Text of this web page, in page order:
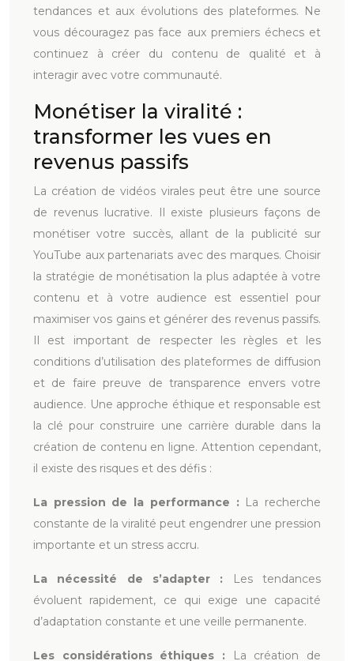
tendances et aux évolutions des plateformes. Ne
vous découragez pas face aux premiers échecs et
continuez à créer du contenu de qualité et à
interagir avec votre communauté.
Monétiser la viralité :
transformer les vues en
revenus passifs
La création de vidéos virales peut être une source
de revenus lucrative. Il existe plusieurs façons de
monétiser votre succès, allant de la publicité sur
YouTube aux partenariats avec des marques. Choisir
la stratégie de monétisation la plus adaptée à votre
contenu et à votre audience est essentiel pour
maximiser vos gains et générer des revenus passifs.
Il est important de respecter les règles et les
conditions d’utilisation des plateformes de diffusion
et de faire preuve de transparence envers votre
audience. Une approche éthique et responsable est
la clé pour construire une carrière durable dans la
création de contenu en ligne. Attention cependant,
il existe des risques et des défis :
La pression de la performance : La recherche
constante de la viralité peut engendrer une pression
importante et un stress accru.
La nécessité de s’adapter :
Les tendances
évoluent rapidement, ce qui exige une capacité
d’adaptation constante et une veille permanente.
Les considérations éthiques : La création de